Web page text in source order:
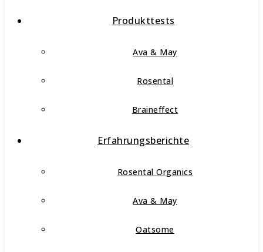
Produkttests
Ava & May
Rosental
Braineffect
Erfahrungsberichte
Rosental Organics
Ava & May
Oatsome